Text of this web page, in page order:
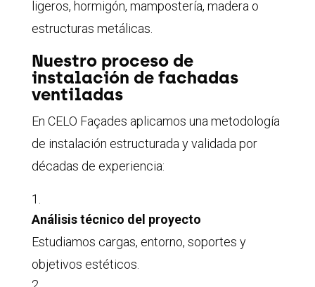
ligeros, hormigón, mampostería, madera o
estructuras metálicas.
Nuestro proceso de
instalación de fachadas
ventiladas
En CELO Façades aplicamos una metodología
de instalación estructurada y validada por
décadas de experiencia:
Análisis técnico del proyecto
Estudiamos cargas, entorno, soportes y
objetivos estéticos.